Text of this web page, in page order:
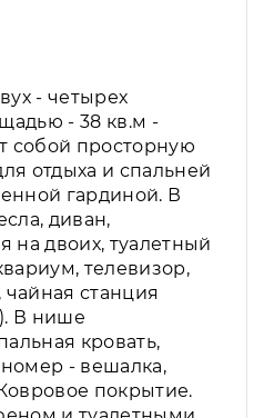
- четырех
- 38 кв.м -
собой просторную
отдыха и спальней
гардиной. В
диван,
на двоих, туалетный
телевизор,
станция
В нише
кровать,
- вешалка,
покрытие.